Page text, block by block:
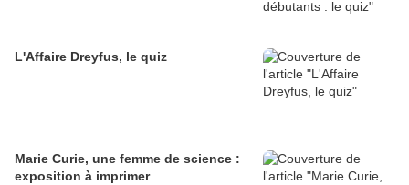
L'Affaire Dreyfus, le quiz
Marie Curie, une femme de science :
exposition à imprimer